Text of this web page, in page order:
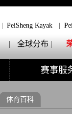
PeiSheng Kayak
| 全球分布 |
赛事服
体育百科